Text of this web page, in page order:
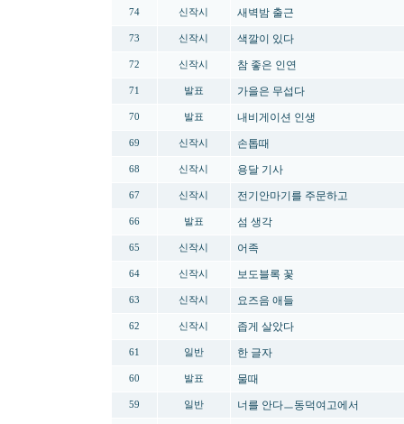
74 신작시 새벽밤 출근
73 신작시 색깔이 있다
72 신작시 참 좋은 인연
71 발표 가을은 무섭다
70 발표 내비게이션 인생
69 신작시 손톱때
68 신작시 용달 기사
67 신작시 전기안마기를 주문하고
66 발표 섬 생각
65 신작시 어족
64 신작시 보도블록 꽃
63 신작시 요즈음 애들
62 신작시 좁게 살았다
61 일반 한 글자
60 발표 물때
59 일반 너를 안다ㅡ동덕여고에서